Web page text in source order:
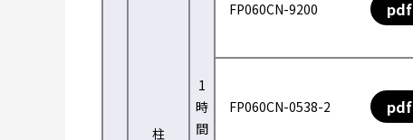
柱
1
時
間
FP060CN-9200 pdf
FP060CN-0538-2 pdf